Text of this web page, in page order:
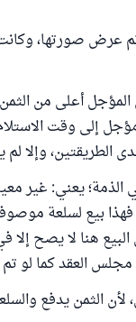
عرض صورتها،
أعلى من
الطريقتين، وإلا
الذمة؛ يعني: غير
بيع لسلعة
هنا لا يصح
العقد كما لو
الثمن يدفع